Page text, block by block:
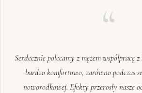
Byliśmy na sesji już dwukrotnie. Za
rewelacyjne, ale nie tylko efekty. Sama
spędzony czas, brak presji. Na pewno